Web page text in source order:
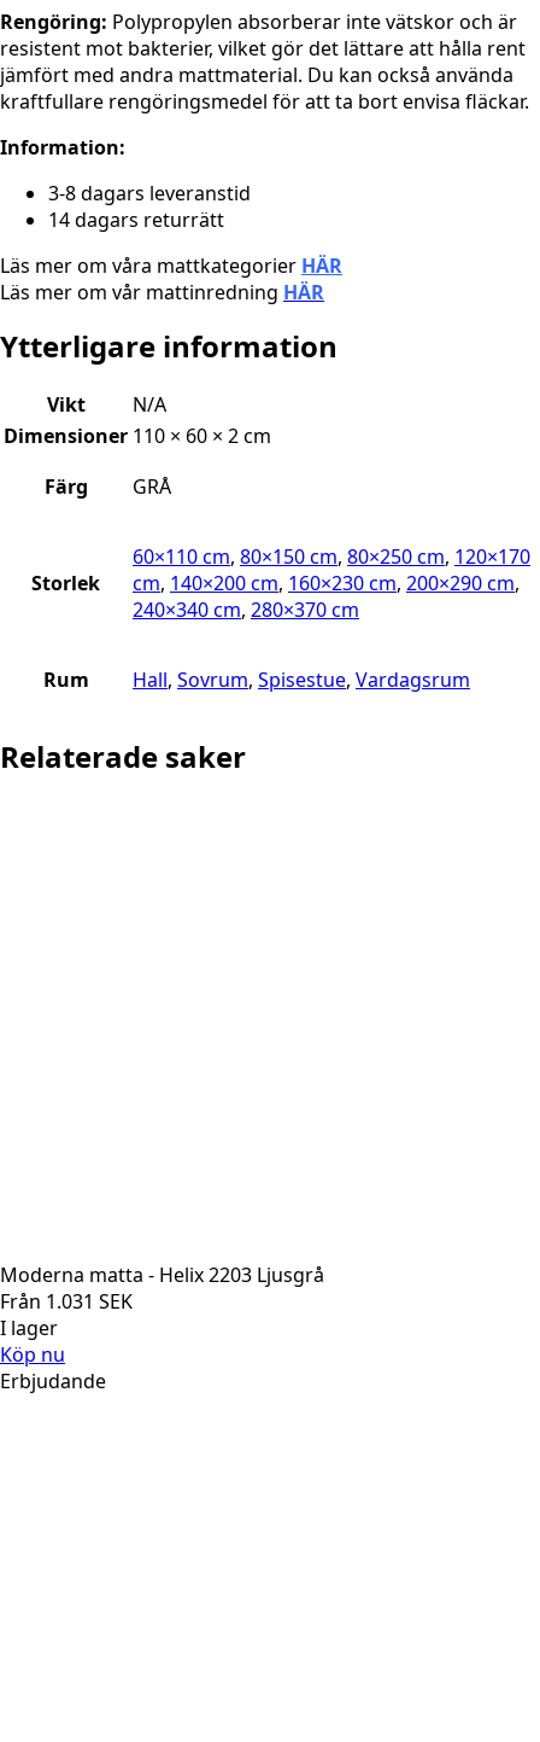
Rengöring: Polypropylen absorberar inte vätskor och är
resistent mot bakterier, vilket gör det lättare att hålla rent
jämfört med andra mattmaterial. Du kan också använda
kraftfullare rengöringsmedel för att ta bort envisa fläckar.
Information:
3-8 dagars leveranstid
14 dagars returrätt
Läs mer om våra mattkategorier HÄR
Läs mer om vår mattinredning HÄR
Ytterligare information
Vikt
N/A
Dimensioner 110 × 60 × 2 cm
Färg
GRÅ
Storlek
60×110 cm, 80×150 cm, 80×250 cm, 120×170
cm, 140×200 cm, 160×230 cm, 200×290 cm,
240×340 cm, 280×370 cm
Rum Hall, Sovrum, Spisestue, Vardagsrum
Relaterade saker
Moderna matta - Helix 2203 Ljusgrå
Från 1.031 SEK
I lager
Köp nu
Erbjudande